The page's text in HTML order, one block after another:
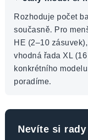
Rozhoduje počet
současně. Pro
HE (2–10
vhodná řada XL
konkrétního
poradíme.
Nevíte si